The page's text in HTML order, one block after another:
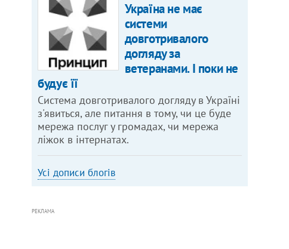
Україна не має
системи
довготривалого
догляду за
ветеранами. І поки не
будує її
Система довготривалого догляду в Україні
з'явиться, але питання в тому, чи це буде
мережа послуг у громадах, чи мережа
ліжок в інтернатах.
Усі дописи блогів
РЕКЛАМА